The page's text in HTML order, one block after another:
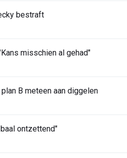
bestraft
misschien al gehad"
B meteen aan diggelen
ontzettend"